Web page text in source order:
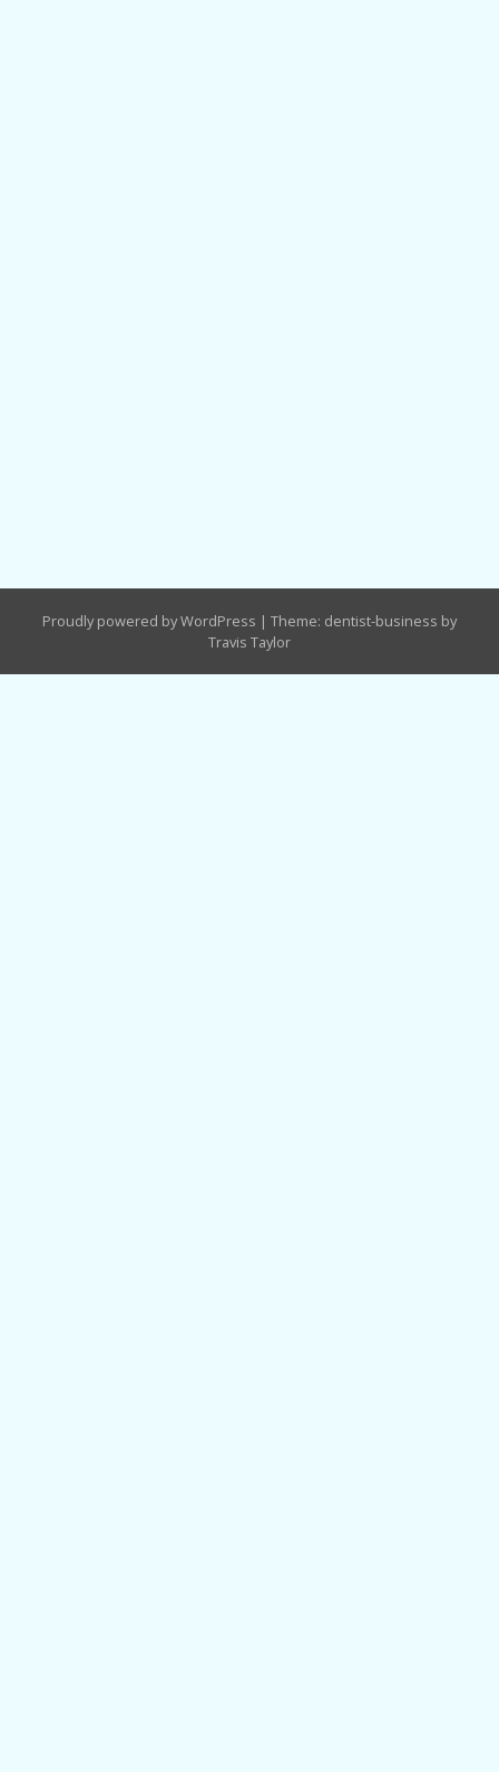
Proudly powered by WordPress | Theme: dentist-business by
Travis Taylor